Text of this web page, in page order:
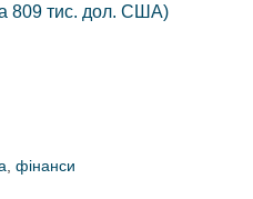
809 тис. дол. США)
фінанси